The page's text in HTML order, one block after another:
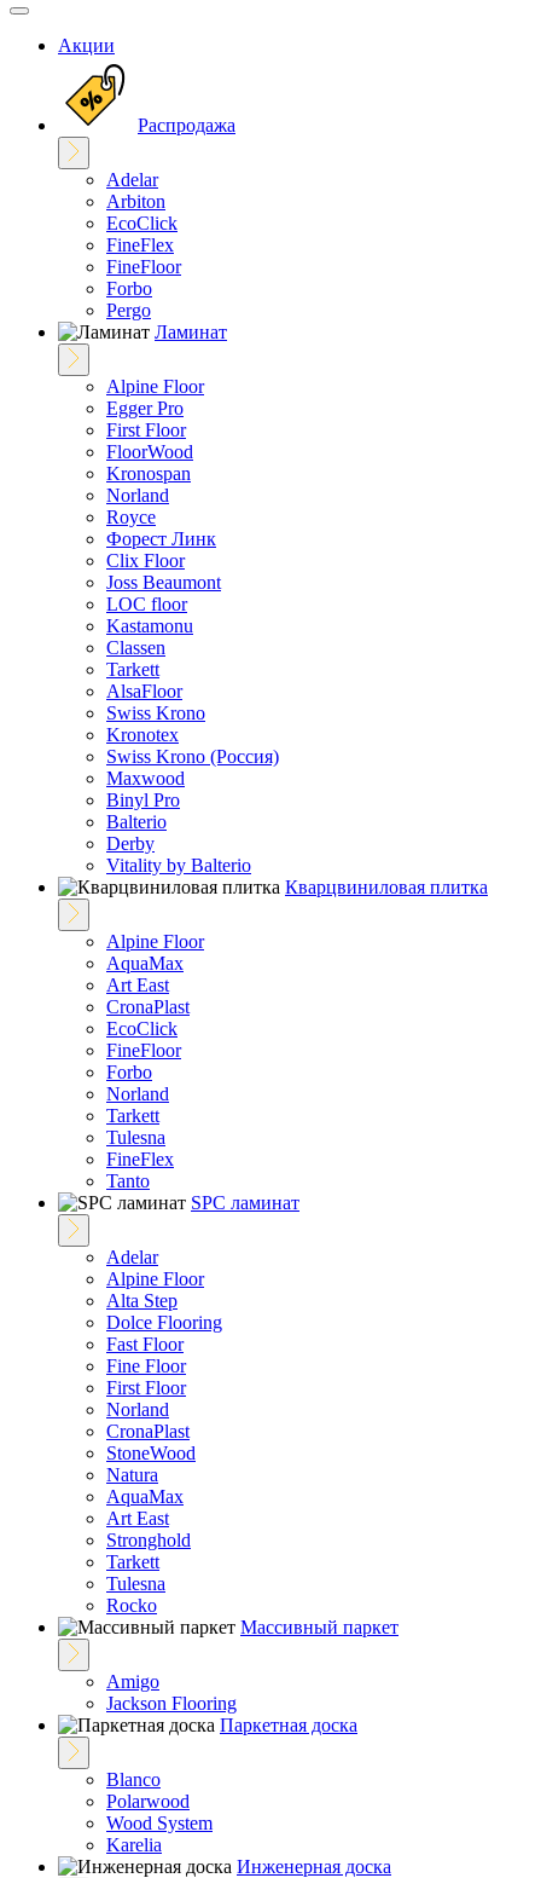
Акции
Распродажа
Adelar
Arbiton
EcoClick
FineFlex
FineFloor
Fоrbo
Pergo
Ламинат
Alpine Floor
Egger Pro
First Floor
FloorWood
Kronospan
Norland
Royce
Форест Линк
Clix Floor
Joss Beaumont
LOC floor
Kastamonu
Classen
Tarkett
AlsaFloor
Swiss Krono
Kronotex
Swiss Krono (Россия)
Maxwood
Binyl Pro
Balterio
Derby
Vitality by Balterio
Кварцвиниловая плитка
Alpine Floor
AquaMax
Art East
CronaPlast
EcoClick
FineFloor
Fоrbo
Norland
Tarkett
Tulesna
FineFlex
Tanto
SPC ламинат
Adelar
Alpine Floor
Alta Step
Dolce Flooring
Fast Floor
Fine Floor
First Floor
Norland
CronaPlast
StoneWood
Natura
AquaMax
Art East
Stronghold
Tarkett
Tulesna
Rocko
Массивный паркет
Amigo
Jackson Flooring
Паркетная доска
Blanco
Polarwood
Wood System
Karelia
Инженерная доска